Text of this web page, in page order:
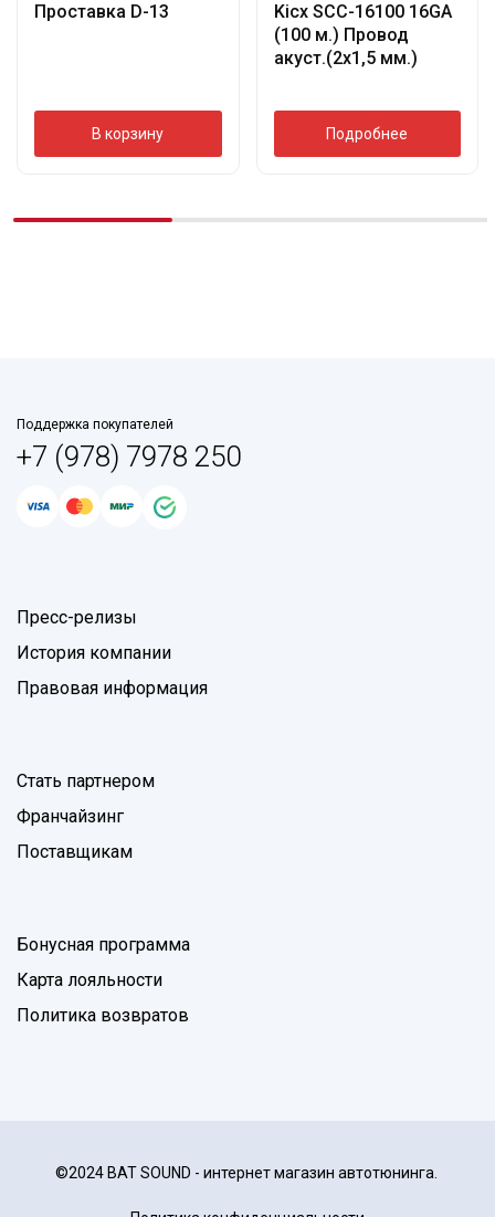
Проставка D-13
В корзину
Kicx SCC-16100 16GA
(100 м.) Провод
акуст.(2х1,5 мм.)
Подробнее
Поддержка покупателей
+7 (978) 7978 250
Пресс-релизы
История компании
Правовая информация
Стать партнером
Франчайзинг
Поставщикам
Бонусная программа
Карта лояльности
Политика возвратов
©2024 BAT SOUND - интернет магазин автотюнинга.